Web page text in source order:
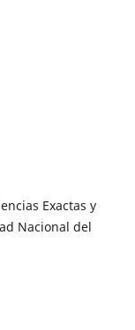
Exactas y
Nacional del